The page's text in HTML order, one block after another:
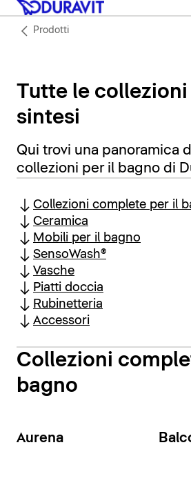
Prodotti
Tutte le collezioni
sintesi
Qui trovi una panoramica
collezioni per il bagno di
Collezioni complete per il
Ceramica
Mobili per il bagno
SensoWash®
Vasche
Piatti doccia
Rubinetteria
Accessori
Collezioni
bagno
Aurena